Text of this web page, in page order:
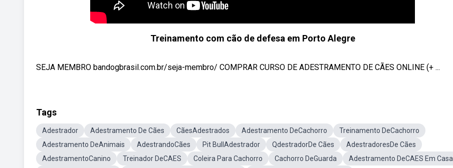
Treinamento com cão de defesa em Porto Alegre
SEJA MEMBRO bandogbrasil.com.br/seja-membro/ COMPRAR CURSO DE ADESTRAMENTO DE CÃES ONLINE (+ ...
Tags
Adestrador Adestramento De Cães CãesAdestrados Adestramento DeCachorro
Treinamento DeCachorro
Adestramento DeAnimais
AdestrandoCães Pit BullAdestrador QdestradorDe Cães
AdestradoresDe Cães
AdestramentoCanino
Treinador DeCAES Coleira Para Cachorro Cachorro DeGuarda
Adestramento DeCAES Em Casa